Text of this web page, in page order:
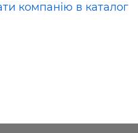
компанію в каталог